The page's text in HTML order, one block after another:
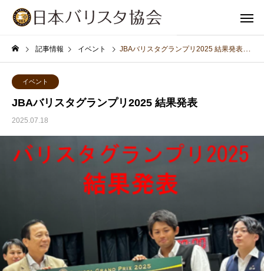
記事情報 イベント JBAバリスタグランプリ2025 結果発表
イベント
JBAバリスタグランプリ2025 結果発表
2025.07.18